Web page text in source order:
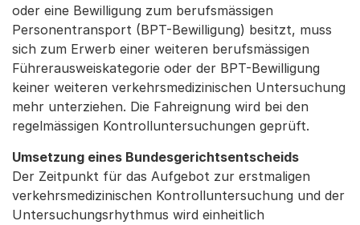
oder eine Bewilligung zum berufsmässigen
Personentransport (BPT-Bewilligung) besitzt, muss
sich zum Erwerb einer weiteren berufsmässigen
Führerausweiskategorie oder der BPT-Bewilligung
keiner weiteren verkehrsmedizinischen Untersuchung
mehr unterziehen. Die Fahreignung wird bei den
regelmässigen Kontrolluntersuchungen geprüft.
Umsetzung eines Bundesgerichtsentscheids
Der Zeitpunkt für das Aufgebot zur erstmaligen
verkehrsmedizinischen Kontrolluntersuchung und der
Untersuchungsrhythmus wird einheitlich